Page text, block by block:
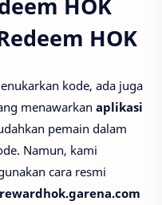
HOK
HOK
kode, ada juga
menawarkan aplikasi
pemain dalam
Namun, kami
cara resmi
rewardhok.garena.com